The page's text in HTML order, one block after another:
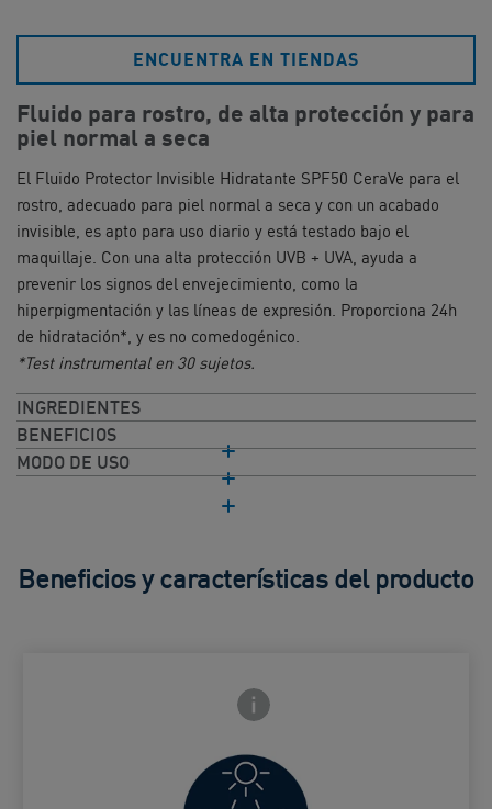
Fluido para rostro, de alta protección y para
piel normal a seca​
El Fluido Protector Invisible Hidratante SPF50 CeraVe para el
rostro, adecuado para piel normal a seca y con un acabado
invisible, es apto para uso diario y está testado bajo el
maquillaje. Con una alta protección UVB + UVA, ayuda a
prevenir los signos del envejecimiento, como la
hiperpigmentación y las líneas de expresión. Proporciona 24h
de hidratación*, y es no comedogénico.
*Test instrumental en 30 sujetos.
ENCUENTRA EN TIENDAS
INGREDIENTES
BENEFICIOS
MODO DE USO​
Beneficios y características del producto
Icono de información frontal